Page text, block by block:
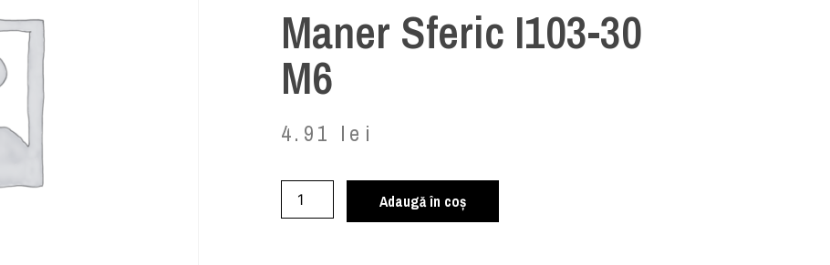
Maner Sferic I103-30
M6
4.91 lei
Adaugă în coș